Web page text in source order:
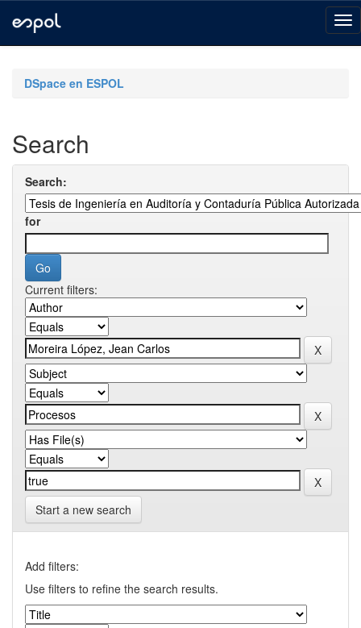
navigationDSpace en ESPOL
Search
Search:
for
Current filters:
Start a new search
Add filters:
Use filters to refine the search results.